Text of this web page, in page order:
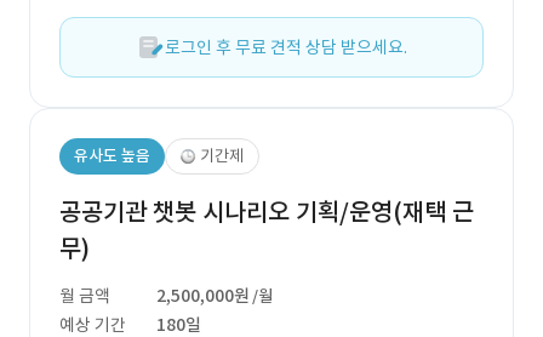
로그인 후 무료 견적 상담 받으세요.
유사도 높음 기간제
공공기관 챗봇 시나리오 기획/운영(재택 근
무)
월 금액 2,500,000원 /월
예상 기간
180일